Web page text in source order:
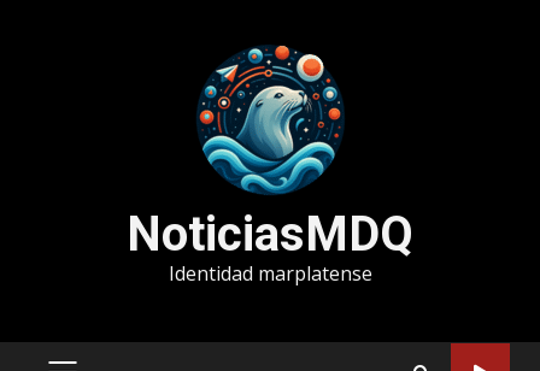
NoticiasMDQ
Identidad marplatense